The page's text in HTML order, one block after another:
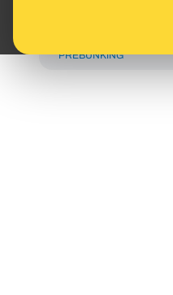
PREBUNKING